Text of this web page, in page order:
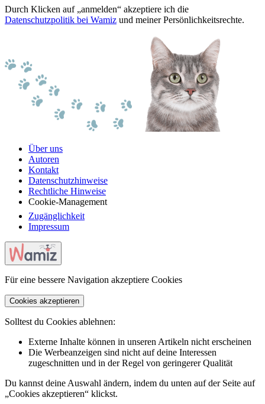
Durch Klicken auf „anmelden“ akzeptiere ich die
Datenschutzpolitik bei Wamiz und meiner Persönlichkeitsrechte.
Über uns
Autoren
Kontakt
Datenschutzhinweise
Rechtliche Hinweise
Cookie-Management
Zugänglichkeit
Impressum
Für eine bessere Navigation akzeptiere Cookies
Cookies akzeptieren
Solltest du Cookies ablehnen:
Externe Inhalte können in unseren Artikeln nicht erscheinen
Die Werbeanzeigen sind nicht auf deine Interessen
zugeschnitten und in der Regel von geringerer Qualität
Du kannst deine Auswahl ändern, indem du unten auf der Seite auf
„Cookies akzeptieren“ klickst.